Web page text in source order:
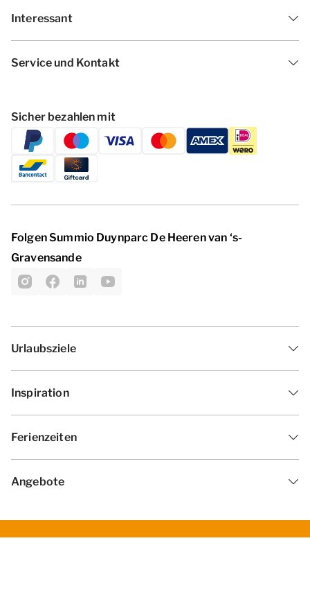
Interessant
Service und Kontakt
Sicher bezahlen mit
Folgen Summio Duynparc De Heeren van ‘s-
Gravensande
Urlaubsziele
Inspiration
Ferienzeiten
Angebote